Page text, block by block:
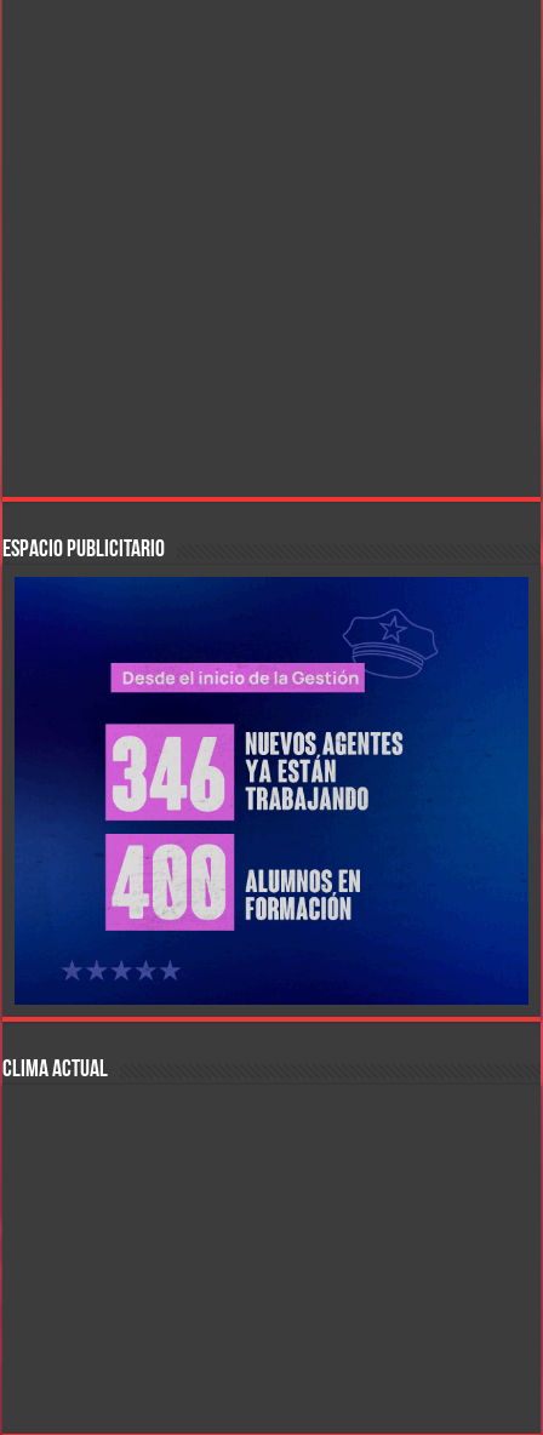
ESPACIO PUBLICITARIO
CLIMA ACTUAL